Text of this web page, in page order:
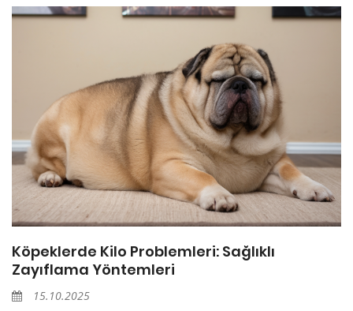
Köpeklerde Kilo Problemleri: Sağlıklı
Zayıflama Yöntemleri
15.10.2025